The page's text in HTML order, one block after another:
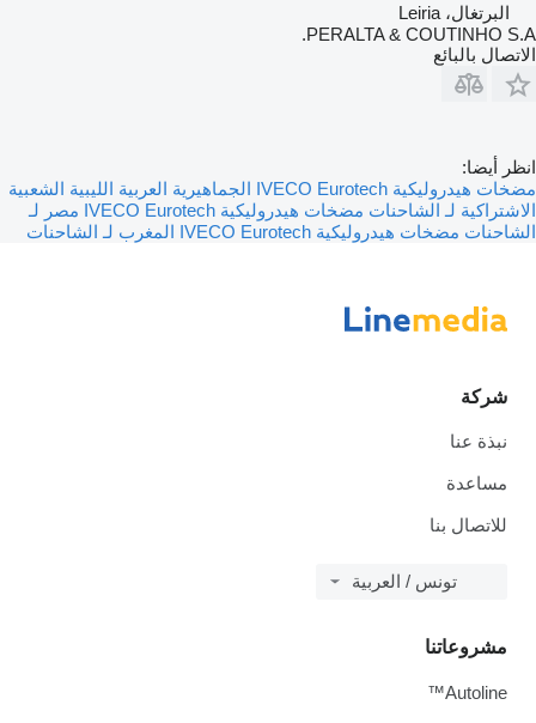
البرتغال، Leiria
PERALTA & COUTINHO S.A.
الاتصال بالبائع
انظر أيضا:
مضخات هيدروليكية IVECO Eurotech الجماهيرية العربية الليبية الشعبية
الاشتراكية لـ الشاحنات
مضخات هيدروليكية IVECO Eurotech مصر لـ
الشاحنات مضخات هيدروليكية IVECO Eurotech المغرب لـ الشاحنات
شركة
نبذة عنا
مساعدة
للاتصال بنا
تونس / العربية
مشروعاتنا
Autoline™